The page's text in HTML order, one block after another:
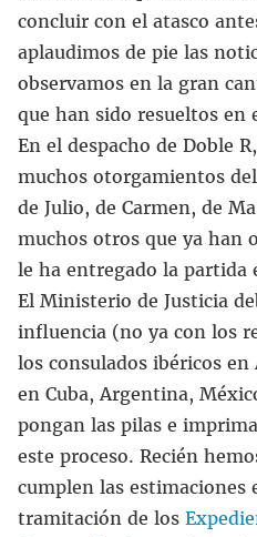
concluir con el atasco
aplaudimos de pie las
observamos en la gran
que han sido resueltos en
En el despacho de Doble
muchos otorgamientos
de Julio, de Carmen, de
muchos otros que ya han
le ha entregado la partida
El Ministerio de Justicia
influencia (no ya con los
los consulados ibéricos
en Cuba, Argentina,
pongan las pilas e
este proceso. Recién
cumplen las estimaciones
tramitación de los